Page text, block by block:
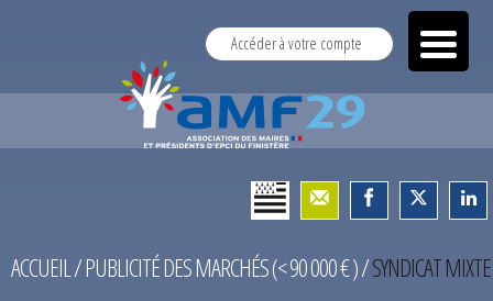
Accéder à votre compte
ACCUEIL/PUBLICITÉ DES MARCHÉS (< 90 000 € )/SYNDICAT MIXTE